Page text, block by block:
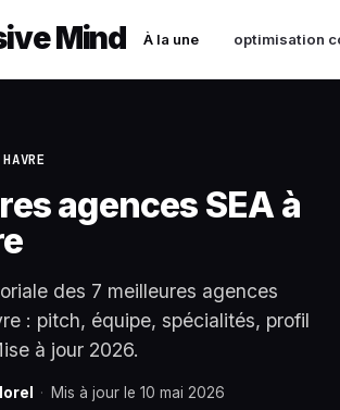
Mind À la une optimisation
agences SEA à
des 7 meilleures agences
: pitch, équipe, spécialités, profil
à jour 2026.
· Mis à jour le 10 mai 2026